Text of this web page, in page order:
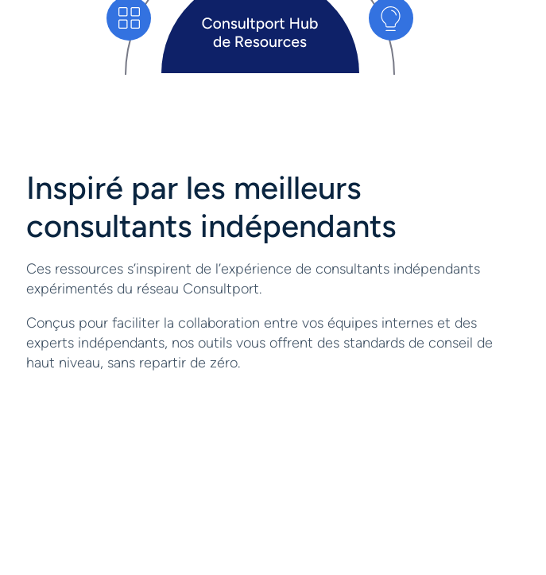
Inspiré par les meilleurs
consultants indépendants
Ces ressources s’inspirent de l’expérience de consultants indépendants
expérimentés du réseau Consultport.
Conçus pour faciliter la collaboration entre vos équipes internes et des
experts indépendants, nos outils vous offrent des standards de conseil de
haut niveau, sans repartir de zéro.